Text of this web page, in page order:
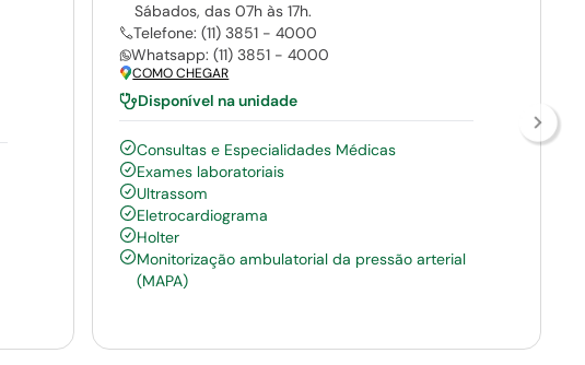
Sábados, das 07h às 17h.
Telefone: (11) 3851 - 4000
Whatsapp: (11) 3851 - 4000
COMO CHEGAR
Disponível na unidade
Consultas e Especialidades Médicas
Exames laboratoriais
Ultrassom
Eletrocardiograma
Holter
Monitorização ambulatorial da pressão arterial
(MAPA)